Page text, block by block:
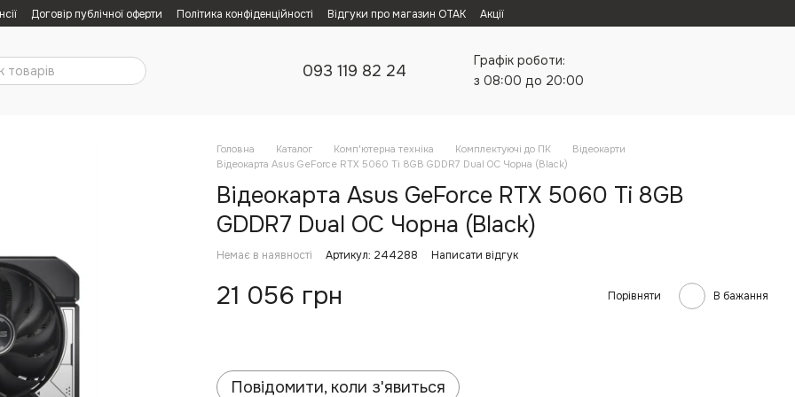
Договір публічної оферти Політика конфіденційності Відгуки про магазин ОТАК Акції
093 119 82 24
Графік роботи:
з 08:00 до 20:00
Головна Каталог Комп'ютерна техніка Комплектуючі до ПК
Відеокарти
Відеокарта Asus GeForce RTX 5060 Ti 8GB GDDR7 Dual OC Чорна (Black)
Відеокарта Asus GeForce RTX 5060 Ti 8GB
GDDR7 Dual OC Чорна (Black)
Немає в наявності Артикул: 244288 Написати відгук
21 056 грн Порівняти В бажання
Повідомити, коли з'явиться